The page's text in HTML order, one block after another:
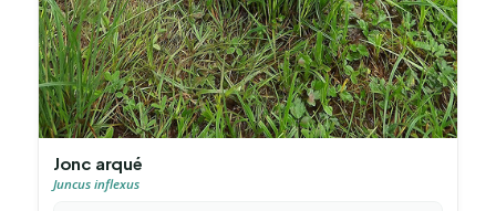
Jonc arqué
Juncus inflexus